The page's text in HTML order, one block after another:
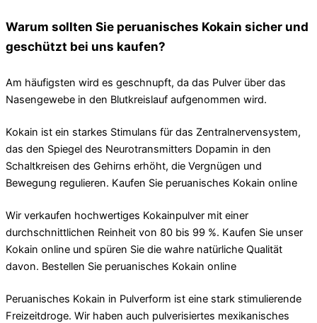
Warum sollten Sie peruanisches Kokain sicher und
geschützt bei uns kaufen?
Am häufigsten wird es geschnupft, da das Pulver über das
Nasengewebe in den Blutkreislauf aufgenommen wird.
Kokain ist ein starkes Stimulans für das Zentralnervensystem,
das den Spiegel des Neurotransmitters Dopamin in den
Schaltkreisen des Gehirns erhöht, die Vergnügen und
Bewegung regulieren. Kaufen Sie peruanisches Kokain online
Wir verkaufen hochwertiges Kokainpulver mit einer
durchschnittlichen Reinheit von 80 bis 99 %. Kaufen Sie unser
Kokain online und spüren Sie die wahre natürliche Qualität
davon. Bestellen Sie peruanisches Kokain online
Peruanisches Kokain in Pulverform ist eine stark stimulierende
Freizeitdroge. Wir haben auch pulverisiertes mexikanisches